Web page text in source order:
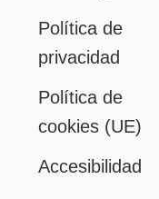
Política de
privacidad
Política de
cookies (UE)
Accesibilidad